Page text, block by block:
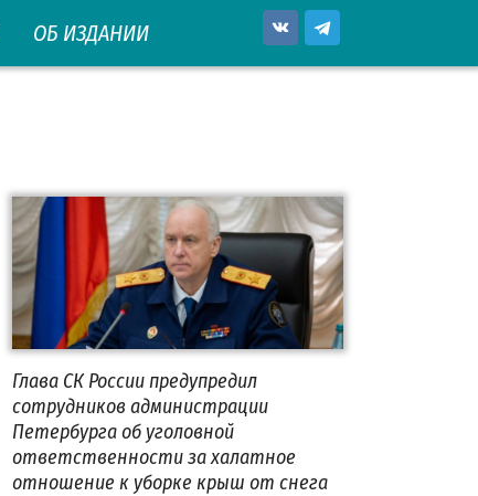
ОБ ИЗДАНИИ
Глава СК России предупредил
сотрудников администрации
Петербурга об уголовной
ответственности за халатное
отношение к уборке крыш от снега